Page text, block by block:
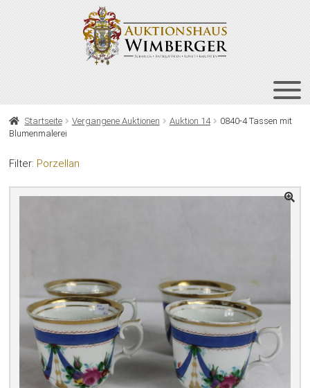
HOME
NEWSLETTER
Startseite Vergangene Auktionen Auktion 14
0840-4 Tassen mit
Blumenmalerei
Filter: Porzellan